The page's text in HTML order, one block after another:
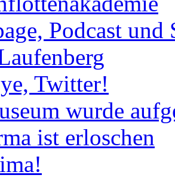
Podcast
Twitter!
wurde
ist erloschen